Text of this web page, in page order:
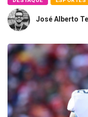
DESTAQUE ESPORTES
José Alberto